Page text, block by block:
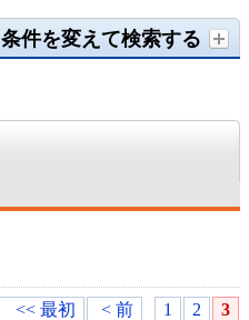
条件を変えて検索する
<< 最初 < 前 1 2 3